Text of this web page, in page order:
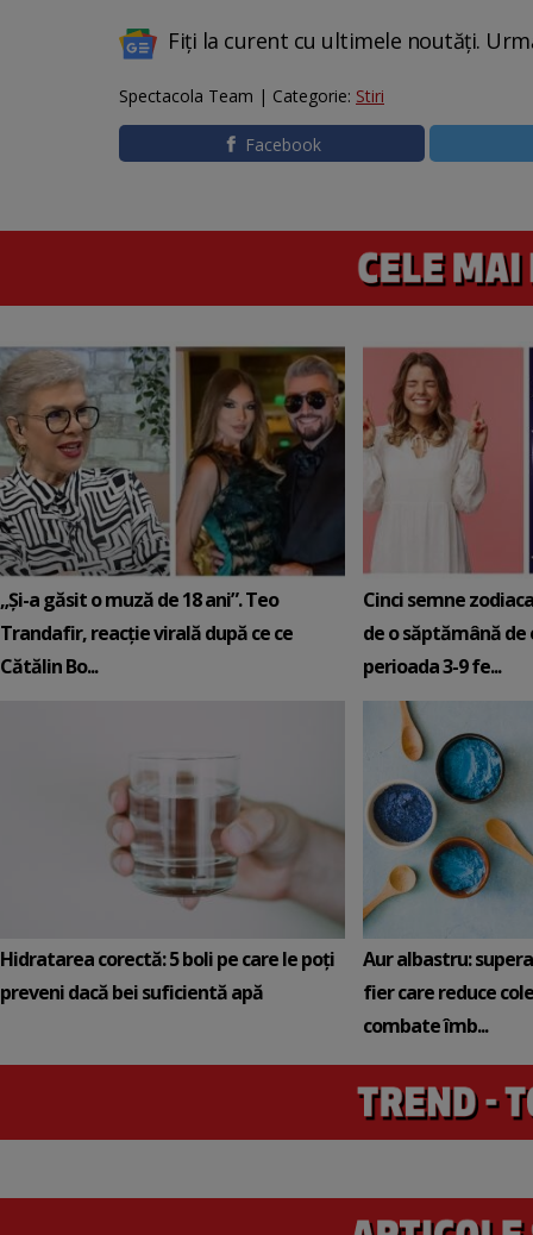
Fiți la curent cu ultimele noutăți.
Spectacola Team | Categorie: Stiri
Facebook
„Și-a găsit o muză de 18 ani”. Teo
Trandafir, reacție virală după ce ce
Cătălin Bo...
Cinci semne
de o săptămână de
perioada 3-9 fe...
Hidratarea corectă: 5 boli pe care le poți
preveni dacă bei suficientă apă
Aur albastru:
fier care reduce
combate îmb...